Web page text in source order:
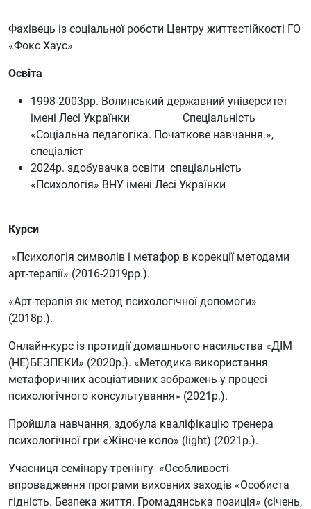
Фахівець із соціальної роботи Центру життєстійкості ГО
«Фокс Хаус»
Освіта
1998-2003рр. Волинський державний університет
імені Лесі Українки
Спеціальність
«Соціальна педагогіка. Початкове навчання.»,
спеціаліст
2024р. здобувачка освіти спеціальність
«Психологія» ВНУ імені Лесі Українки
Курси
«Психологія символів і метафор в корекції методами
арт-терапії» (2016-2019рр.).
«Арт-терапія як метод психологічної допомоги»
(2018р.).
Онлайн-курс із протидії домашнього насильства «ДІМ
(НЕ)БЕЗПЕКИ» (2020р.). «Методика використання
метафоричних асоціативних зображень у процесі
психологічного консультування» (2021р.).
Пройшла навчання, здобула кваліфікацію тренера
психологічної гри «Жіноче коло» (light) (2021р.).
Учасниця семінару-тренінгу «Особливості
впровадження програми виховних заходів «Особиста
гідність. Безпека життя. Громадянська позиція» (січень,